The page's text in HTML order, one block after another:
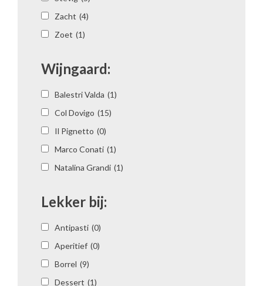
Zacht (4)
Zoet (1)
Wijngaard:
Balestri Valda (1)
Col Dovigo (15)
Il Pignetto (0)
Marco Conati (1)
Natalina Grandi (1)
Lekker bij:
Antipasti (0)
Aperitief (0)
Borrel (9)
Dessert (1)